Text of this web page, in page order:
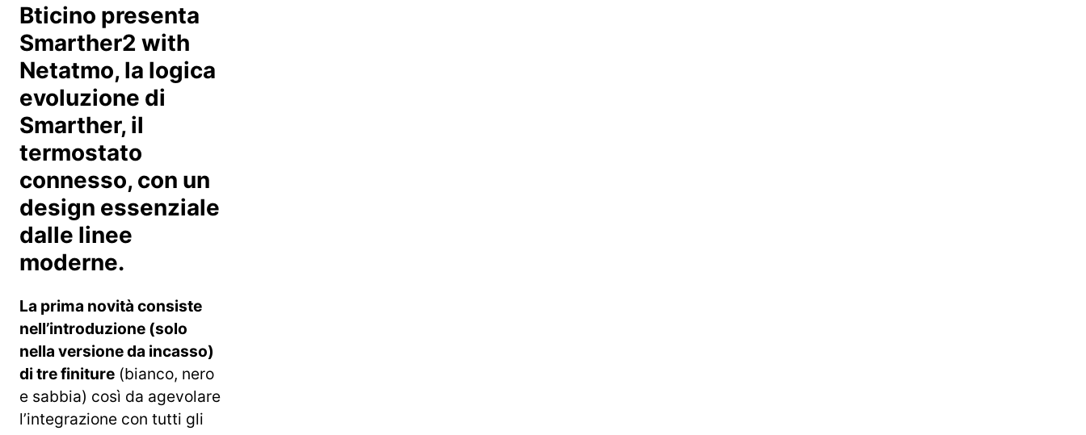
Bticino presenta
Smarther2 with
Netatmo, la logica
evoluzione di
Smarther, il
termostato
connesso, con un
design essenziale
dalle linee
moderne.
La prima novità consiste
nell’introduzione (solo
nella versione da incasso)
di tre finiture (bianco, nero
e sabbia) così da agevolare
l’integrazione con tutti gli